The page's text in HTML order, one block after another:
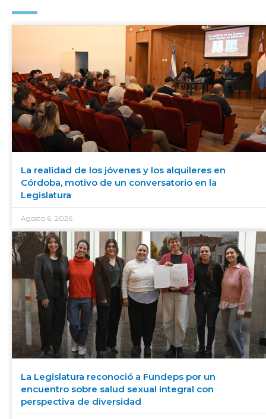
La realidad de los jóvenes y los alquileres en
Córdoba, motivo de un conversatorio en la
Legislatura
Agosto 6, 2026
La Legislatura reconoció a Fundeps por un
encuentro sobre salud sexual integral con
perspectiva de diversidad